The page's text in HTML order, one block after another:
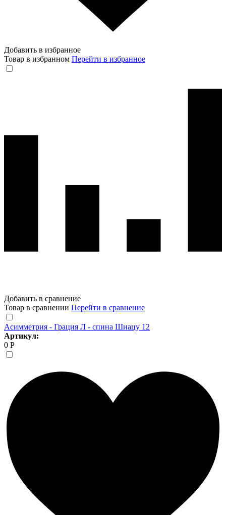
Добавить в избранное
Товар в избранном Перейти в избранное
Добавить в сравнение
Товар в сравнении Перейти в сравнение
Асимметрия - Грация Л - спина Шиацу 12
Артикул:
0 Р